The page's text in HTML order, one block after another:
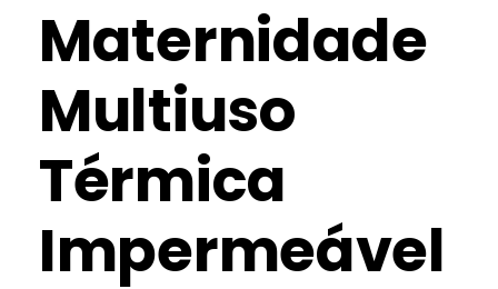
Maternidade
Multiuso
Térmica
Impermeável